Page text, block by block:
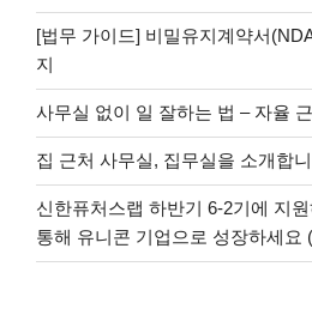
[법무 가이드] 비밀유지계약서
지
사무실 없이 일 잘하는 법 – 자율
집 근처 사무실, 집무실을 소개합
신한퓨처스랩 하반기 6-2기에 지
통해 유니콘 기업으로 성장하세요